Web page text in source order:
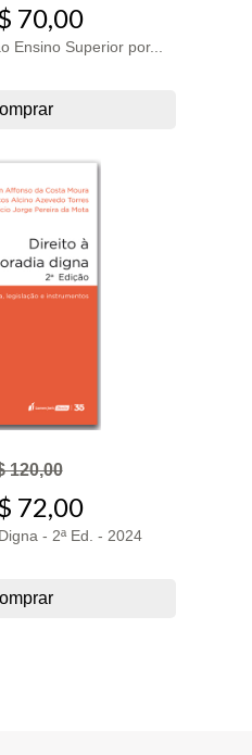
70,00
Ensino Superior por...
120,00
72,00
- 2ª Ed. - 2024